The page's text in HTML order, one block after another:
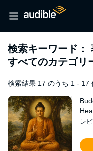
検索キーワード：
すべてのカテゴリ
検索結果 17 のうち 1 - 17
レ